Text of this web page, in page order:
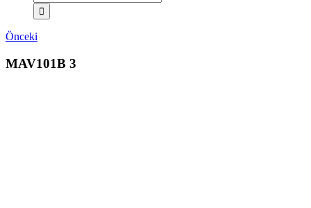
Önceki
MAV101B 3